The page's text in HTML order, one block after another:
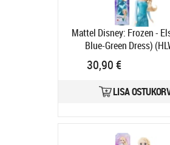
Mattel Disney: Frozen -
Blue-Green Dress)
Tootekood:
Tarneaeg 6-9 tp
30,90 €
LISA